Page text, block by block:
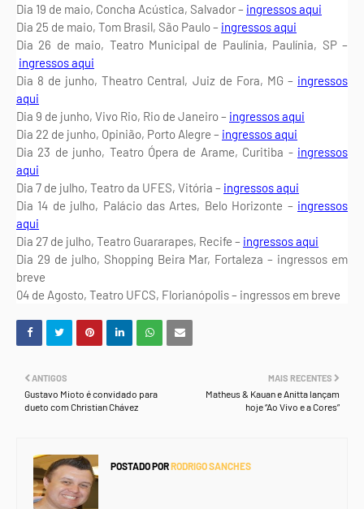
Dia 19 de maio, Concha Acústica, Salvador – ingressos aqui
Dia 25 de maio, Tom Brasil, São Paulo – ingressos aqui
Dia 26 de maio, Teatro Municipal de Paulínia, Paulínia, SP –
ingressos aqui
Dia 8 de junho, Theatro Central, Juiz de Fora, MG – ingressos
aqui
Dia 9 de junho, Vivo Rio, Rio de Janeiro – ingressos aqui
Dia 22 de junho, Opinião, Porto Alegre – ingressos aqui
Dia 23 de junho, Teatro Ópera de Arame, Curitiba - ingressos
aqui
Dia 7 de julho, Teatro da UFES, Vitória – ingressos aqui
Dia 14 de julho, Palácio das Artes, Belo Horizonte – ingressos
aqui
Dia 27 de julho, Teatro Guararapes, Recife – ingressos aqui
Dia 29 de julho, Shopping Beira Mar, Fortaleza – ingressos em
breve
04 de Agosto, Teatro UFCS, Florianópolis – ingressos em breve
MAIS RECENTES
Matheus & Kauan e Anitta lançam
hoje “Ao Vivo e a Cores”
ANTIGOS
Gustavo Mioto é convidado para
dueto com Christian Chávez
POSTADO PORRODRIGO SANCHES